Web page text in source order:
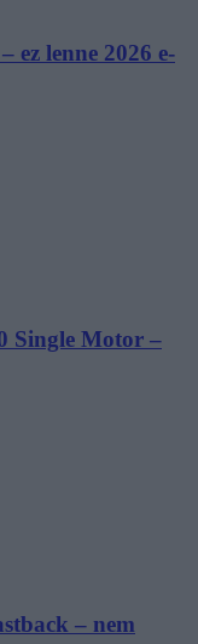
ez lenne 2026 e-
Single Motor –
– nem